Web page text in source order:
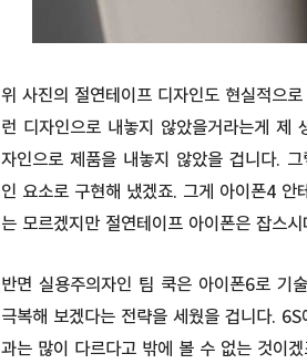
위 사진의 절연테이프 디자인도 현실적으
런 디자인으로 내놓지 않았을거라는게 제
자인으로 제품을 내놓지 않았을 겁니다.
인 요소로 구현해 냈겠죠. 그게 아이폰4 안
는 모르겠지만 절연테이프 아이폰은 잡스
반면 실용주의자인 팀 쿡은 아이폰6로 기
극복해 보겠다는 전략을 세웠을 겁니다.
과는 많이 다르다고 밖에 볼 수 없는 것이겠